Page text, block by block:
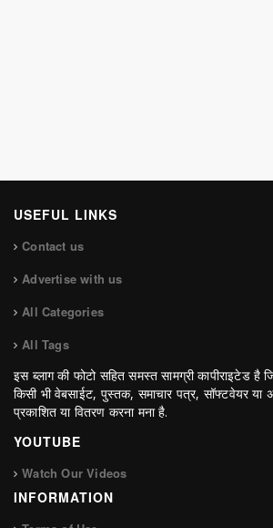
USEFUL LINKS
Contact us
Advertise with us
All Categories
All Tags
इस ब्लाग की फोटो सहित समस्त सामग्री कापीराइटेड है
किसी भी वेबसाईट, पुस्तक, समाचार पत्र, सॉफ्टवेयर या
प्रकाशित या वितरण करना मना है.
YOUTUBE
Watch Our Videos
INFORMATION